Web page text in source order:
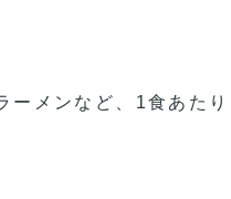
ーメンなど、1食あたり